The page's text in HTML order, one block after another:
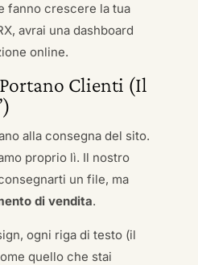
fanno crescere la tua
avrai una dashboard
online.
Clienti (Il
alla consegna del sito.
proprio lì. Il nostro
un file, ma
di vendita.
ogni riga di testo (il
quello che stai